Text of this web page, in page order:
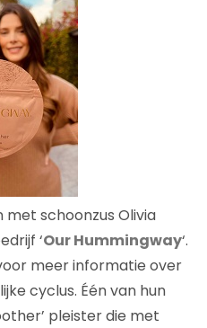
met schoonzus Olivia
‘Our Hummingway‘.
meer informatie over
cyclus. Één van hun
pleister die met